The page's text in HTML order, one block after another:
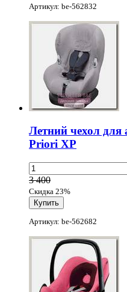
Артикул: be-562832
Летний чехол для
Priori XP
3 400
Скидка 23%
Артикул: be-562682